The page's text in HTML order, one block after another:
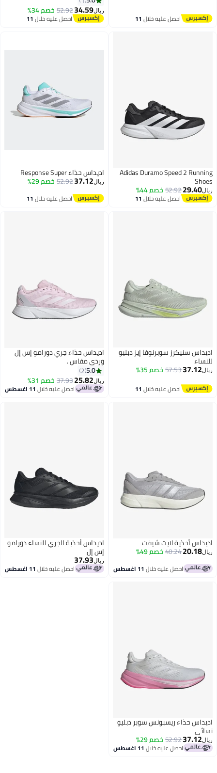
احصل عليه خلال11
اغسطس
34.59
52.92خصم 34%
احصل عليه خلال11
اغسطس
Adidas Duramo Speed 2
29.40
52.92خصم 44%
احصل عليه خلال11
اغسطس
اديداس حذاء Response Super
37.12
52.92خصم 29%
احصل عليه خلال11
اغسطس
سنيكرز سوبرنوفا إيز دبليو
37.12
57.53خصم 35%
احصل عليه خلال11
اغسطس
اديداس حذاء جري دورامو إس إل
وردي مقاس .
5.0
2
25.82
37.93خصم 31%
احصل عليه خلال11 اغسطس
أحذية لايت شيفت
20.18
40.24خصم 49%
احصل عليه خلال11 اغسطس
اديداس أحذية الجري للنساء دورامو
إس إل
37.93
احصل عليه خلال11 اغسطس
حذاء ريسبونس سوبر دبليو
37.12
52.92خصم 29%
احصل عليه خلال11 اغسطس